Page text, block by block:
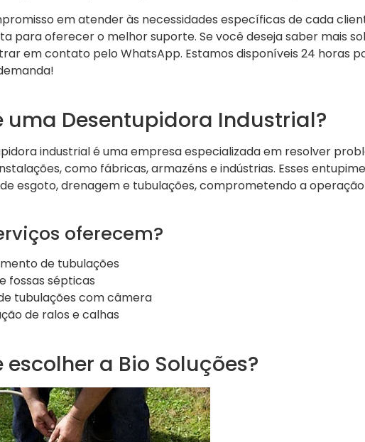
em atender às necessidades específicas de cada
para oferecer o melhor suporte. Se você deseja saber mais
em contato pelo WhatsApp. Estamos disponíveis 24 horas
uma Desentupidora Industrial?
industrial é uma empresa especializada em resolver
como fábricas, armazéns e indústrias. Esses
esgoto, drenagem e tubulações, comprometendo a
oferecem?
de tubulações
fossas sépticas
tubulações com câmera
de ralos e calhas
escolher a Bio Soluções?